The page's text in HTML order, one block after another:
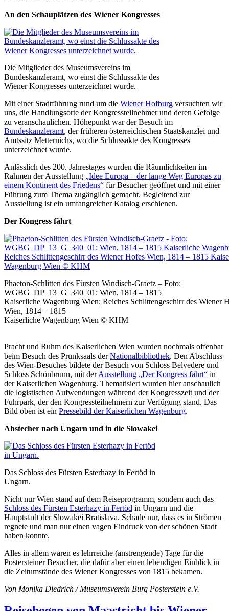
An den Schauplätzen des Wiener Kongresses
Die Mitglieder des Museumsvereins im
Bundeskanzleramt, wo einst die Schlussakte des
Wiener Kongresses unterzeichnet wurde.
Mit einer Stadtführung rund um die Wiener Hofburg versuchten wir
uns, die Handlungsorte der Kongressteilnehmer und deren Gefolge
zu veranschaulichen. Höhepunkt war der Besuch im
Bundeskanzleramt, der früheren österreichischen Staatskanzlei und
Amtssitz Metternichs, wo die Schlussakte des Kongresses
unterzeichnet wurde.
Anlässlich des 200. Jahrestages wurden die Räumlichkeiten im
Rahmen der Ausstellung „Idee Europa – der lange Weg Europas zu
einem Kontinent des Friedens“ für Besucher geöffnet und mit einer
Führung zum Thema zugänglich gemacht. Begleitend zur
Ausstellung ist ein umfangreicher Katalog erschienen.
Der Kongress fährt
Phaeton-Schlitten des Fürsten Windisch-Graetz – Foto:
WGBG_DP_13_G_340_01; Wien, 1814 – 1815
Kaiserliche Wagenburg Wien; Reiches Schlittengeschirr des Wiener
Wien, 1814 – 1815
Kaiserliche Wagenburg Wien © KHM
Pracht und Ruhm des Kaiserlichen Wien wurden nochmals offenbar
beim Besuch des Prunksaals derNationalbibliothek. Den Abschluss
des Wien-Besuches bildete der Besuch von Schloss Belvedere und
Schloss Schönbrunn, mit derAusstellung „Der Kongress fährt“ in
der Kaiserlichen Wagenburg. Thematisiert wurden hier anschaulich
die logistischen Aufwendungen während der Kongresszeit und der
Fuhrpark, der den Kongressteilnehmern zur Verfügung stand. Das
Bild oben ist ein Pressebild der Kaiserlichen Wagenburg.
Abstecher nach Ungarn und in die Slowakei
Das Schloss des Fürsten Esterhazy in Fertöd in
Ungarn.
Nicht nur Wien stand auf dem Reiseprogramm, sondern auch das
Schloss des Fürsten Esterhazy in Fertöd in Ungarn und die
Hauptstadt der Slowakei Bratislava. Schade nur, dass es in Strömen
regnete und man nur einen vagen Eindruck von der schönen Stadt
haben konnte.
Alles in allem waren es lehrreiche (anstrengende) Tage für die
Postersteiner Besucher, die dafür aber einen lebendigen Einblick in
die Zeitumstände des Wiener Kongresses von 1815 bekamen.
Von Monika Diedrich / Museumsverein Burg Posterstein e.V.